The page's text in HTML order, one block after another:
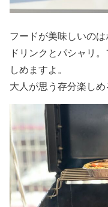
フードが美味しいのは
ドリンクとパシャリ
しめますよ。
大人が思う存分楽しめ